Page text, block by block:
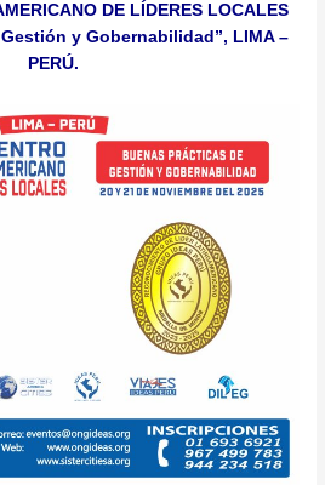
DE LÍDERES LOCALES
y Gobernabilidad”, LIMA –
PERÚ.